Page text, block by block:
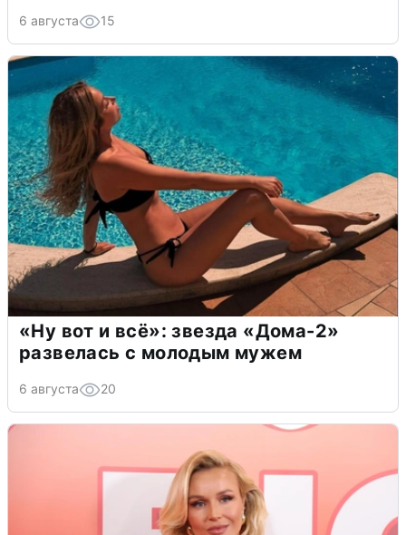
6 августа 15
«Ну вот и всё»: звезда «Дома-2»
развелась с молодым мужем
6 августа 20